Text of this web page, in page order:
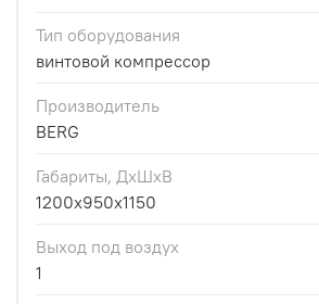
Тип оборудования
винтовой компрессор
Производитель
BERG
Габариты, ДхШхВ
1200x950x1150
Выход под воздух
1